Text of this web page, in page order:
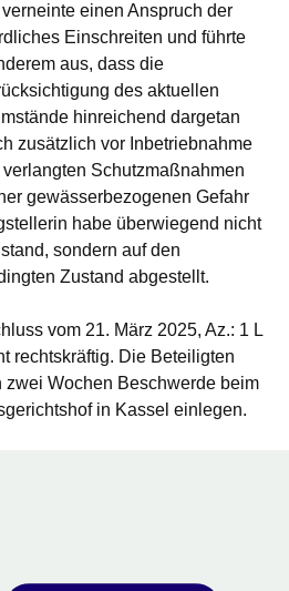
einen Anspruch der
Einschreiten und führte
aus, dass die
des aktuellen
hinreichend dargetan
zusätzlich vor Inbetriebnahme
Schutzmaßnahmen
gewässerbezogenen Gefahr
habe überwiegend nicht
sondern auf den
Zustand abgestellt.
vom 21. März 2025, Az.: 1 L
rechtskräftig. Die Beteiligten
zwei Wochen Beschwerde beim
in Kassel einlegen.